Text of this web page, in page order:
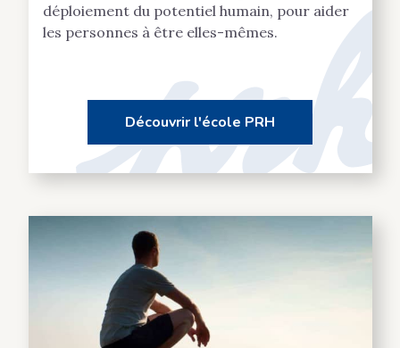
déploiement du potentiel humain, pour aider
les personnes à être elles-mêmes.
Découvrir l'école PRH